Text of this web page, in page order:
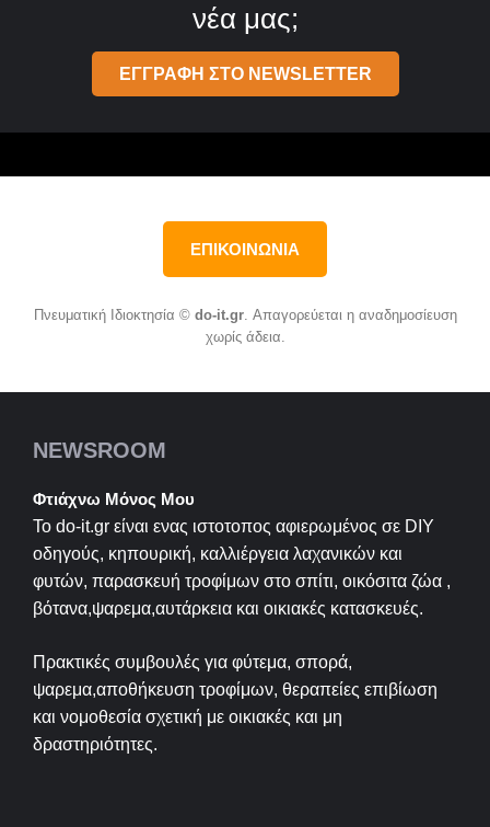
νέα μας;
ΕΓΓΡΑΦΗ ΣΤΟ NEWSLETTER
ΕΠΙΚΟΙΝΩΝΙΑ
Πνευματική Ιδιοκτησία © do-it.gr. Απαγορεύεται η αναδημοσίευση
χωρίς άδεια.
NEWSROOM
Φτιάχνω Μόνος Μου
Το do-it.gr είναι ενας ιστοτοπος αφιερωμένος σε DIY
οδηγούς, κηπουρική, καλλιέργεια λαχανικών και
φυτών, παρασκευή τροφίμων στο σπίτι, οικόσιτα ζώα ,
βότανα,ψαρεμα,αυτάρκεια και οικιακές κατασκευές.
Πρακτικές συμβουλές για φύτεμα, σπορά,
ψαρεμα,αποθήκευση τροφίμων, θεραπείες επιβίωση
και νομοθεσία σχετική με οικιακές και μη
δραστηριότητες.